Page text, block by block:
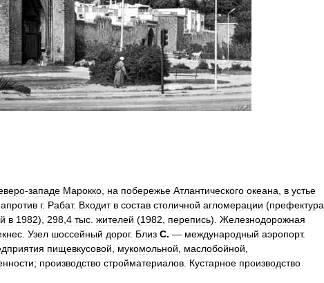
-западе Марокко на побережье Атлантического океана в устье
г. Рабат. Входит в состав столичной агломерации (префектура
в 1982), 298 4 тыс жителей (1982 перепись). Железнодорожная
Узел шоссейный дорог. Близ С. — международный аэропорт.
пищевкусовой мукомольной маслобойной
; производство стройматериалов Кустарное производство